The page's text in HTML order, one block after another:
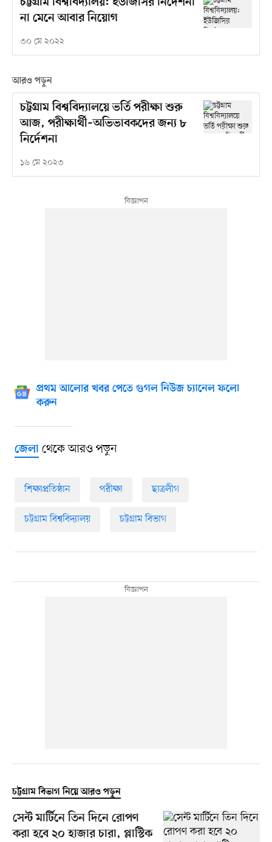
চট্টগ্রাম বিশ্ববিদ্যালয়: ইউজিসির নির্দেশনা
না মেনে আবার নিয়োগ
৩০ মে ২০২২
আরও পড়ুন
চট্টগ্রাম বিশ্ববিদ্যালয়ে ভর্তি পরীক্ষা শুরু
আজ, পরীক্ষার্থী–অভিভাবকদের জন্য ৮
নির্দেশনা
১৬ মে ২০২৩
প্রথম আলোর খবর পেতে গুগল নিউজ চ্যানেল ফলো
করুন
জেলাথেকে আরও পড়ুন
শিক্ষাপ্রতিষ্ঠান পরীক্ষা ছাত্রলীগ
চট্টগ্রাম বিশ্ববিদ্যালয় চট্টগ্রাম বিভাগ
চট্টগ্রাম বিভাগ নিয়ে আরও পড়ুন
সেন্ট মার্টিনে তিন দিনে রোপণ
করা হবে ২০ হাজার চারা, প্লাস্টিক